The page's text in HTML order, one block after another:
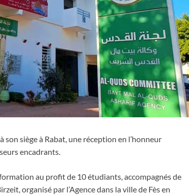
son siège à Rabat, une réception en l’honneur
encadrants.
au profit de 10 étudiants, accompagnés de
organisé par l’Agence dans la ville de Fès en